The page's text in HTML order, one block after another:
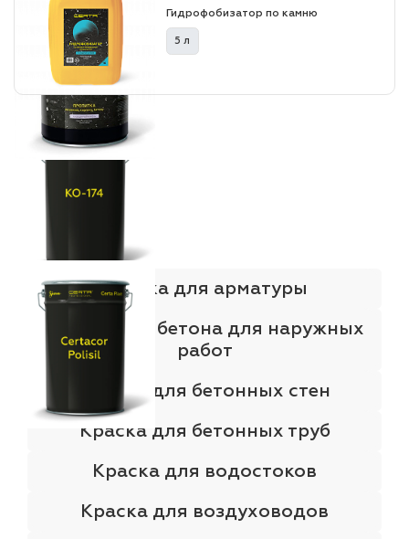
Гидрофобизатор по камню
5 л
Краска для арматуры
Краска для бетона для наружных
работ
Краска для бетонных стен
Краска для бетонных труб
Краска для водостоков
Краска для воздуховодов